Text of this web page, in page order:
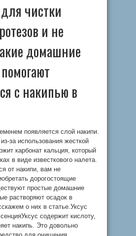
чистки
и не
домашние
с накипью в
появляется слой накипи.
за использования жесткой
карбонат кальция, который
в виде известкового налета.
от накипи, вам не
дорогостоящие
простые домашние
растворяют осадок в
о них в статье.Уксус
содержит кислоту,
накипь. Это довольно